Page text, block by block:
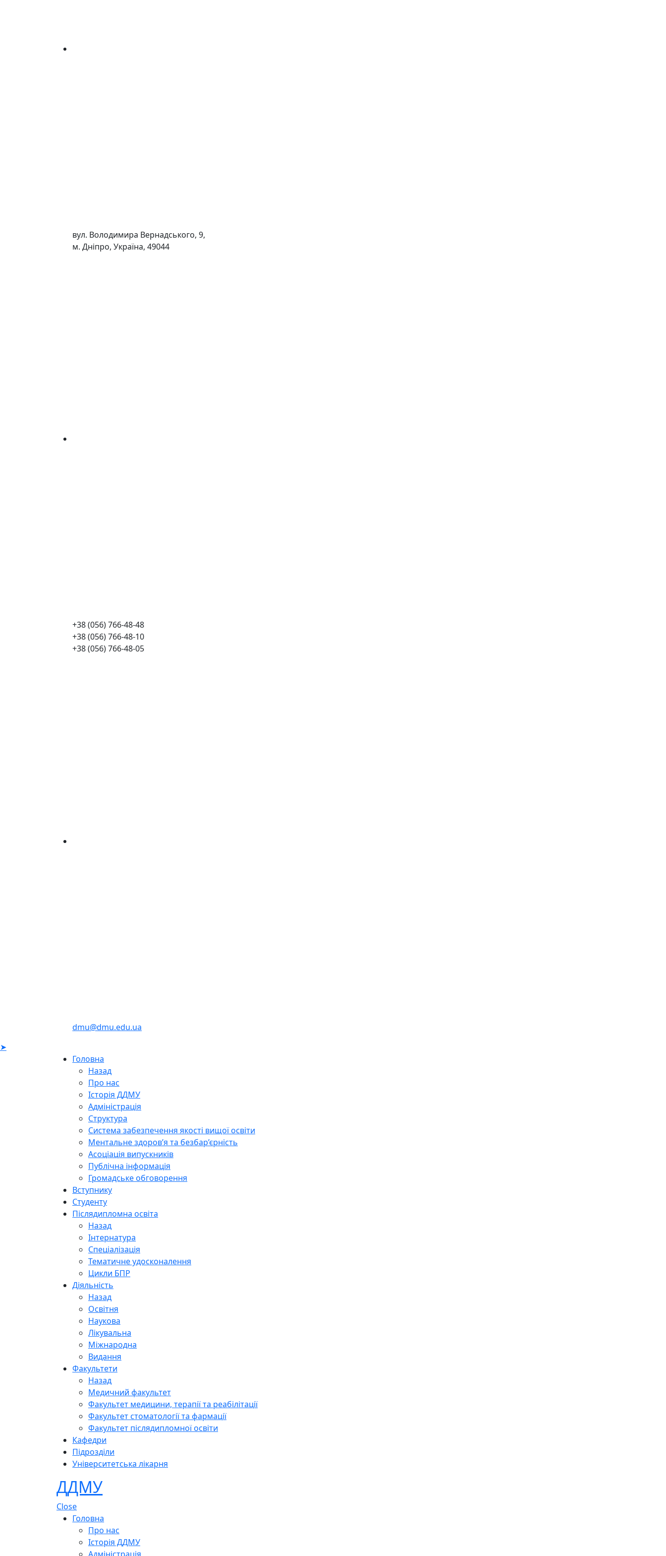
вул. Володимира Вернадського, 9,
м. Дніпро, Україна, 49044
+38 (056) 766-48-48
+38 (056) 766-48-10
+38 (056) 766-48-05
dmu@dmu.edu.ua
➤
Головна
Назад
Про нас
Історія ДДМУ
Адміністрація
Структура
Система забезпечення якості вищої освіти
Ментальне здоров’я та безбар’єрність
Асоціація випускників
Публічна інформація
Громадське обговорення
Вступнику
Студенту
Післядипломна освіта
Назад
Інтернатура
Спеціалізація
Тематичне удосконалення
Цикли БПР
Діяльність
Назад
Освітня
Наукова
Лікувальна
Міжнародна
Видання
Факультети
Назад
Медичний факультет
Факультет медицини, терапії та реабілітації
Факультет стоматології та фармації
Факультет післядипломної освіти
Кафедри
Підрозділи
Університетська лікарня
ДДМУ
Close
Головна
Про нас
Історія ДДМУ